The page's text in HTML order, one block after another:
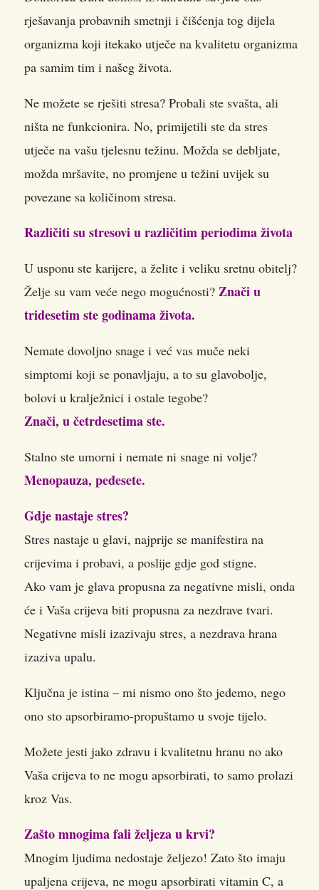
rješavanja probavnih smetnji i čišćenja tog dijela
organizma koji itekako utječe na kvalitetu organizma
pa samim tim i našeg života.
Ne možete se rješiti stresa? Probali ste svašta, ali
ništa ne funkcionira. No, primijetili ste da stres
utječe na vašu tjelesnu težinu. Možda se debljate,
možda mršavite, no promjene u težini uvijek su
povezane sa količinom stresa.
Različiti su stresovi u različitim periodima života
U usponu ste karijere, a želite i veliku sretnu obitelj?
Želje su vam veće nego mogućnosti? Znači u
tridesetim ste godinama života.
Nemate dovoljno snage i već vas muče neki
simptomi koji se ponavljaju, a to su glavobolje,
bolovi u kralježnici i ostale tegobe?
Znači, u četrdesetima ste.
Stalno ste umorni i nemate ni snage ni volje?
Menopauza, pedesete.
Gdje nastaje stres?
Stres nastaje u glavi, najprije se manifestira na
crijevima i probavi, a poslije gdje god stigne.
Ako vam je glava propusna za negativne misli, onda
će i Vaša crijeva biti propusna za nezdrave tvari.
Negativne misli izazivaju stres, a nezdrava hrana
izaziva upalu.
Ključna je istina – mi nismo ono što jedemo, nego
ono sto apsorbiramo-propuštamo u svoje tijelo.
Možete jesti jako zdravu i kvalitetnu hranu no ako
Vaša crijeva to ne mogu apsorbirati, to samo prolazi
kroz Vas.
Zašto mnogima fali željeza u krvi?
Mnogim ljudima nedostaje željezo! Zato što imaju
upaljena crijeva, ne mogu apsorbirati vitamin C, a